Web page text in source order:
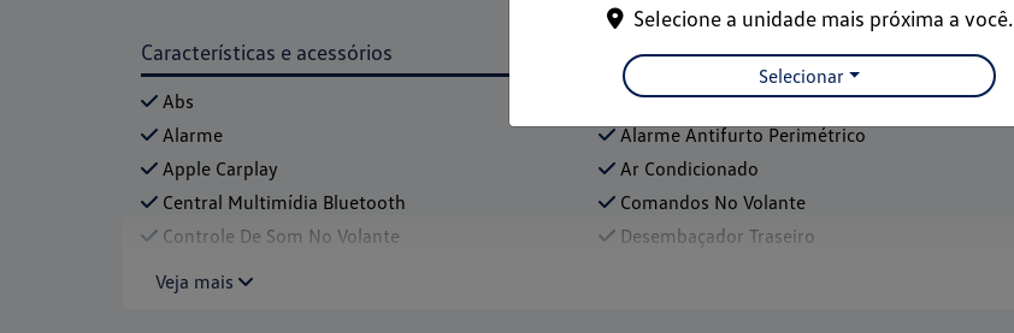
Características e acessórios
Abs Aceito Troca
Alarme
Alarme Antifurto Perimétrico
Apple Carplay
Ar Condicionado
Central Multimídia Bluetooth
Comandos No Volante
Controle De Som No Volante
Desembaçador Traseiro
Veja mais
Selecione a unidade mais próxima a você.
Selecionar